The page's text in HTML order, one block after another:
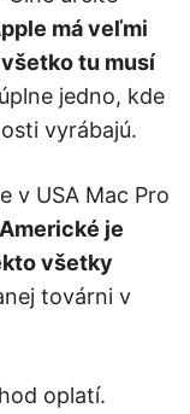
má veľmi
tu musí
jedno, kde
vyrábajú.
v USA Mac Pro
Americké je
všetky
továrni v
oplatí.